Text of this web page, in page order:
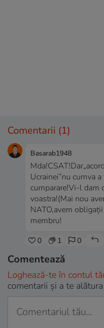
Comentarii (1)
Basarab1948
Ucrainei”nu cumva
cumparare!Vi-l dam
voastra!(Mai nou
NATO,avem
membru!
0 1 0
Comentează
Loghează-te în contul
comentarii și a te